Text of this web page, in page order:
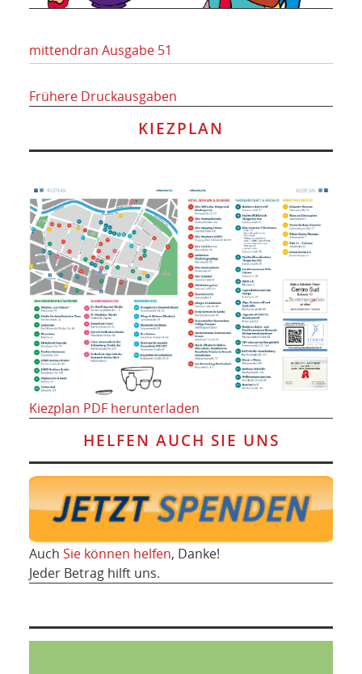
mittendran Ausgabe 51
Frühere Druckausgaben
KIEZPLAN
Kiezplan PDF herunterladen
HELFEN AUCH SIE UNS
Auch Sie können helfen, Danke!
Jeder Betrag hilft uns.